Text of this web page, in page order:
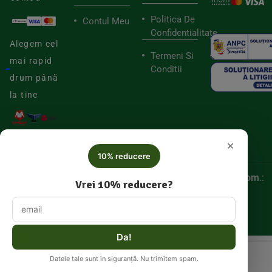
Alegem cel
mai rapid
drum până
la tine
Contul Meu
Politica De
Confidentialitate
Termeni Si
Conditii
Biorganica RETAIL SRL, 52060536, Reg. Com.:
J/2025/046877005
×
10% reducere
Vrei 10% reducere?
Da!
Datele tale sunt in siguranță. Nu trimitem spam.